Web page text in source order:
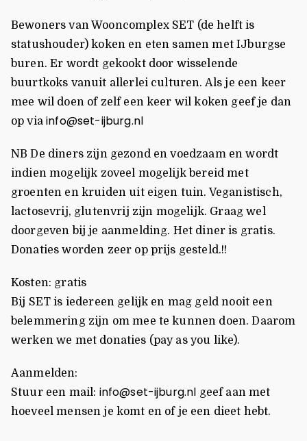
Bewoners van Wooncomplex SET (de helft is
statushouder) koken en eten samen met IJburgse
buren. Er wordt gekookt door wisselende
buurtkoks vanuit allerlei culturen. Als je een keer
mee wil doen of zelf een keer wil koken geef je dan
op viainfo@set-ijburg.nl
NB De diners zijn gezond en voedzaam en wordt
indien mogelijk zoveel mogelijk bereid met
groenten en kruiden uit eigen tuin. Veganistisch,
lactosevrij, glutenvrij zijn mogelijk. Graag wel
doorgeven bij je aanmelding. Het diner is gratis.
Donaties worden zeer op prijs gesteld.!!
Kosten: gratis
Bij SET is iedereen gelijk en mag geld nooit een
belemmering zijn om mee te kunnen doen. Daarom
werken we met donaties (pay as you like).
Aanmelden:
Stuur een mail: info@set-ijburg.nl geef aan met
hoeveel mensen je komt en of je een dieet hebt.